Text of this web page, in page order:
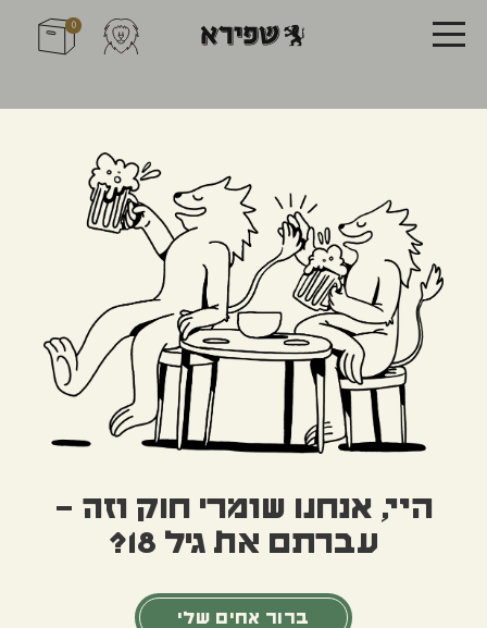
0
סחורה א א לשתיינים עם טעם טוב
חולצת ריצה
לקנייה
כובע בייסבול
לקנייה
היי, אנחנו שומרי חוק וזה –
עברתם את גיל 18?
ברור אחים שלי